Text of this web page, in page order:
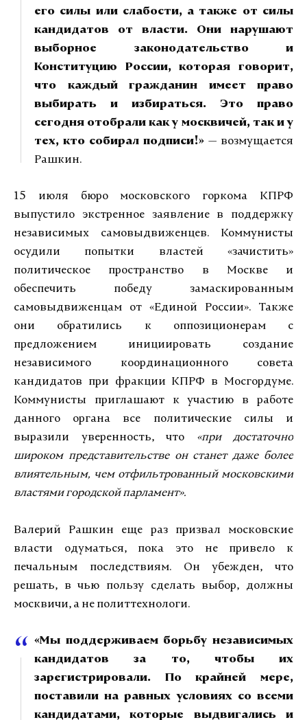
его силы или слабости, а также от силы
кандидатов от власти. Они нарушают
выборное законодательство и
Конституцию России, которая говорит,
что каждый гражданин имеет право
выбирать и избираться. Это право
сегодня отобрали как у москвичей, так и у
тех, кто собирал подписи!» — возмущается
Рашкин.
15 июля бюро московского горкома КПРФ
выпустило экстренное заявление в поддержку
независимых самовыдвиженцев. Коммунисты
осудили попытки властей «зачистить»
политическое пространство в Москве и
обеспечить победу замаскированным
самовыдвиженцам от «Единой России». Также
они обратились к оппозиционерам с
предложением инициировать создание
независимого координационного совета
кандидатов при фракции КПРФ в Мосгордуме.
Коммунисты приглашают к участию в работе
данного органа все политические силы и
выразили уверенность, что «при достаточно
широком представительстве он станет даже более
влиятельным, чем отфильтрованный московскими
властями городской парламент».
Валерий Рашкин еще раз призвал московские
власти одуматься, пока это не привело к
печальным последствиям. Он убежден, что
решать, в чью пользу сделать выбор, должны
москвичи, а не политтехнологи.
«Мы поддерживаем борьбу независимых
кандидатов за то, чтобы их
зарегистрировали. По крайней мере,
поставили на равных условиях со всеми
кандидатами, которые выдвигались и